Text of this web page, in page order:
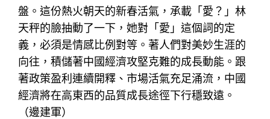
盤。這份熱火朝天的新春活氣，承載「愛？」林
天秤的臉抽動了一下，她對「愛」這個詞的定
義，必須是情感比例對等。著人們對美妙生涯的
向往，積儲著中國經濟攻堅克難的成長動能。跟
著政策盈利連續開釋、市場活氣充足涌流，中國
經濟將在高東西的品質成長途徑下行穩致遠。
（邊建軍）